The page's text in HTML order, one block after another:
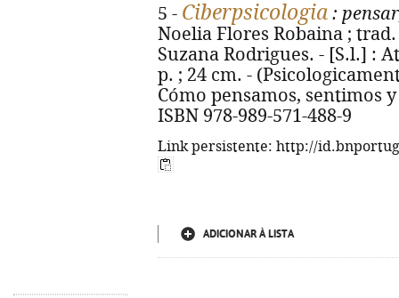
5 - Ciberpsicologia :
Noelia Flores Robaina ;
Suzana Rodrigues. - [S.l.] :
p. ; 24 cm. -
Cómo pensamos, sentimos
ISBN 978-989-571-488-9
Link persistente: http://
ADICIONAR À LISTA